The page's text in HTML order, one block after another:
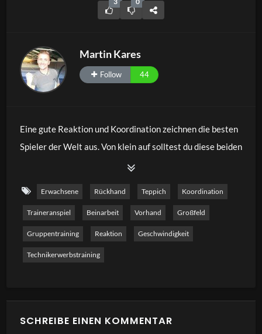
Martin Kares
Follow 44
Eine gute Reaktion und Koordination zeichnen die besten
Spieler der Welt aus. Von klein auf solltest du diese beiden
Fähigkeiten im Tennis intensiv trainieren. In diesem Video
zeige ich dir 9 schöne Übungen, wie du diese beiden
körperlichen Fähigkeiten verbessern und in dein
Schlagtraining integrieren kannst. Diese Übungen sind
perfekt für dein Einzeltraining und können mit Spielern
mit mittlerer bis großer Erfahrung durchgeführt werden.
Erwachsene Rückhand Teppich Koordination
Traineranspiel Beinarbeit Vorhand Großfeld
Gruppentraining Reaktion Geschwindigkeit
Technikerwerbstraining
SCHREIBE EINEN KOMMENTAR